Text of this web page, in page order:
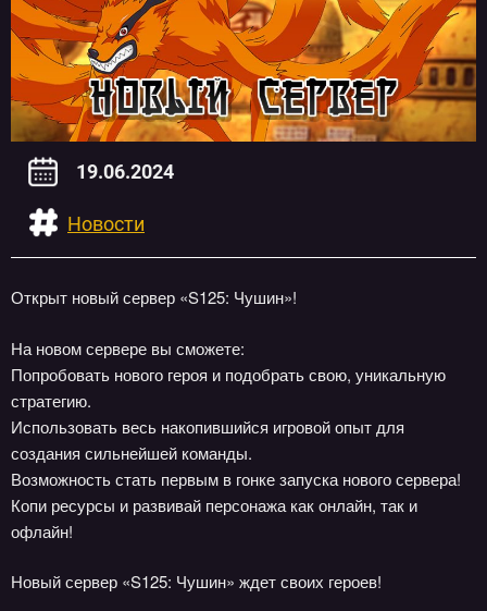
19.06.2024
Новости
Открыт новый сервер «S125: Чушин»!
На новом сервере вы сможете:
Попробовать нового героя и подобрать свою, уникальную
стратегию.
Использовать весь накопившийся игровой опыт для
создания сильнейшей команды.
Возможность стать первым в гонке запуска нового сервера!
Копи ресурсы и развивай персонажа как онлайн, так и
офлайн!
Новый сервер «S125: Чушин» ждет своих героев!
Навигация
по
записям